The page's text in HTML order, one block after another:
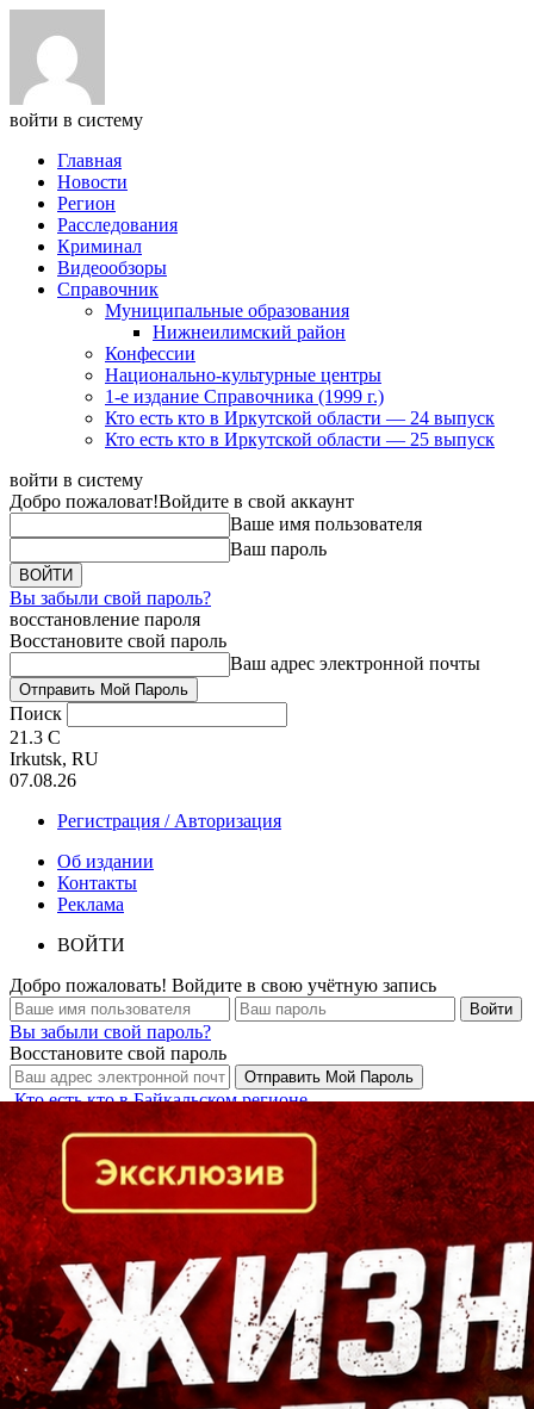
войти в систему
Главная
Новости
Регион
Расследования
Криминал
Видеообзоры
Справочник
Муниципальные образования
Нижнеилимский район
Конфессии
Национально-культурные центры
1-е издание Справочника (1999 г.)
Кто есть кто в Иркутской области — 24 выпуск
Кто есть кто в Иркутской области — 25 выпуск
войти в систему
Добро пожаловат!Войдите в свой аккаунт
Ваше имя пользователя
Ваш пароль
Вы забыли свой пароль?
восстановление пароля
Восстановите свой пароль
Ваш адрес электронной почты
Поиск
21.3 C
Irkutsk, RU
07.08.26
Регистрация / Авторизация
Об издании
Контакты
Реклама
ВОЙТИ
Добро пожаловать! Войдите в свою учётную запись
Вы забыли свой пароль?
Восстановите свой пароль
Кто есть кто в Байкальском регионе